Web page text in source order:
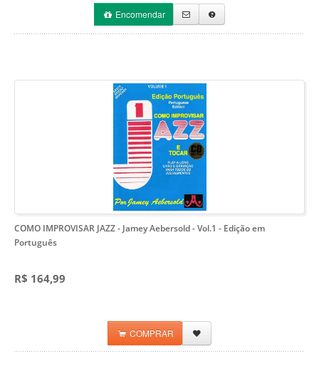
Encomendar
COMO IMPROVISAR JAZZ - Jamey Aebersold - Vol.1 - Edição em
Português
R$ 164,99
COMPRAR